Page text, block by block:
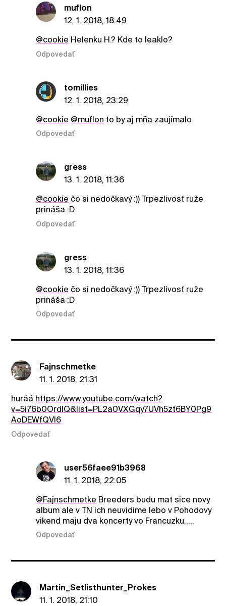
muflon
12. 1. 2018, 18:49
@cookie Helenku H.? Kde to leaklo?
Odpovedať
tomillies
12. 1. 2018, 23:29
@cookie @muflon to by aj mňa zaujímalo
Odpovedať
gress
13. 1. 2018, 11:36
@cookie čo si nedočkavý :)) Trpezlivosť ruže
prináša :D
Odpovedať
gress
13. 1. 2018, 11:36
@cookie čo si nedočkavý :)) Trpezlivosť ruže
prináša :D
Odpovedať
Fajnschmetke
11. 1. 2018, 21:31
huráá https://www.youtube.com/watch?
v=5i76b0OrdIQ&list=PL2a0VXGqy7UVh5zt6BY0Pg9
AoDEWfQVl6
Odpovedať
user56faee91b3968
11. 1. 2018, 22:05
@Fajnschmetke Breeders budu mat sice novy
album ale v TN ich neuvidime lebo v Pohodovy
vikend maju dva koncerty vo Francuzku.....
Odpovedať
Martin_Setlisthunter_Prokes
11. 1. 2018, 21:10